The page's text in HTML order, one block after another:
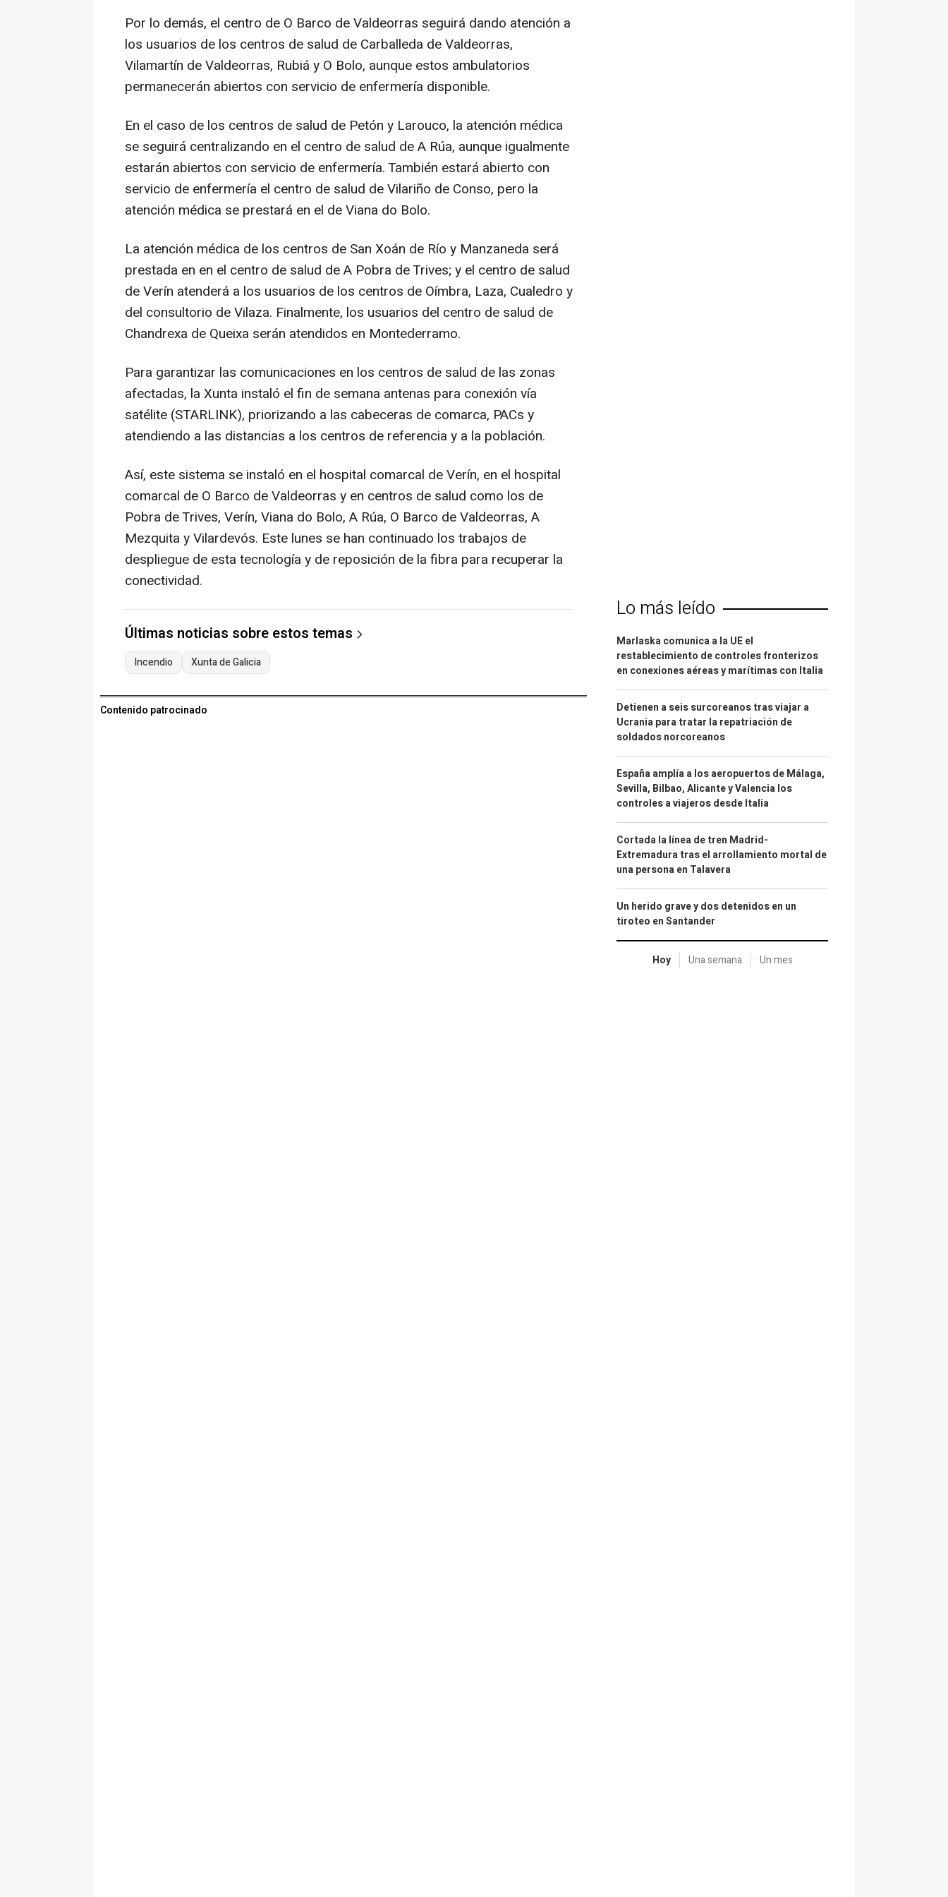
Por lo demás, el centro de O Barco de Valdeorras seguirá dando atención a
los usuarios de los centros de salud de Carballeda de Valdeorras,
Vilamartín de Valdeorras, Rubiá y O Bolo, aunque estos ambulatorios
permanecerán abiertos con servicio de enfermería disponible.
En el caso de los centros de salud de Petón y Larouco, la atención médica
se seguirá centralizando en el centro de salud de A Rúa, aunque igualmente
estarán abiertos con servicio de enfermería. También estará abierto con
servicio de enfermería el centro de salud de Vilariño de Conso, pero la
atención médica se prestará en el de Viana do Bolo.
La atención médica de los centros de San Xoán de Río y Manzaneda será
prestada en en el centro de salud de A Pobra de Trives; y el centro de salud
de Verín atenderá a los usuarios de los centros de Oímbra, Laza, Cualedro y
del consultorio de Vilaza. Finalmente, los usuarios del centro de salud de
Chandrexa de Queixa serán atendidos en Montederramo.
Para garantizar las comunicaciones en los centros de salud de las zonas
afectadas, la Xunta instaló el fin de semana antenas para conexión vía
satélite (STARLINK), priorizando a las cabeceras de comarca, PACs y
atendiendo a las distancias a los centros de referencia y a la población.
Así, este sistema se instaló en el hospital comarcal de Verín, en el hospital
comarcal de O Barco de Valdeorras y en centros de salud como los de
Pobra de Trives, Verín, Viana do Bolo, A Rúa, O Barco de Valdeorras, A
Mezquita y Vilardevós. Este lunes se han continuado los trabajos de
despliegue de esta tecnología y de reposición de la fibra para recuperar la
conectividad.
Últimas noticias sobre estos temas
Incendio Xunta de Galicia
Contenido patrocinado
Lo más leído
Marlaska comunica a la UE el
restablecimiento de controles fronterizos
en conexiones aéreas y marítimas con Italia
Detienen a seis surcoreanos tras viajar a
Ucrania para tratar la repatriación de
soldados norcoreanos
España amplía a los aeropuertos de Málaga,
Sevilla, Bilbao, Alicante y Valencia los
controles a viajeros desde Italia
Cortada la línea de tren Madrid-
Extremadura tras el arrollamiento mortal de
una persona en Talavera
Un herido grave y dos detenidos en un
tiroteo en Santander
Hoy Una semana Un mes